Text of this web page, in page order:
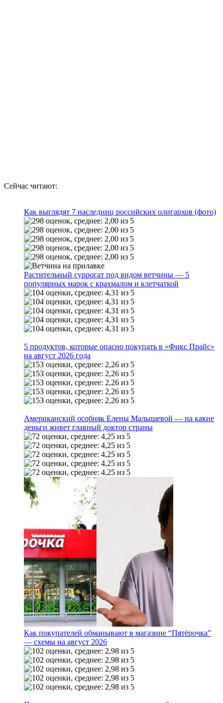
Сейчас читают:
Как выглядят 7 наследниц российских олигархов (фото)
Растительный суррогат под видом ветчины — 5
популярных марок с крахмалом и клетчаткой
5 продуктов, которые опасно покупать в «Фикс Прайс»
на август 2026 года
Американский особняк Елены Малышевой — на какие
деньги живет главный доктор страны
Как покупателей обманывают в магазине “Пятёрочка”
— схемы на август 2026